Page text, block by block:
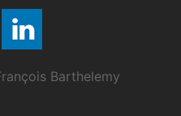
Barthelemy